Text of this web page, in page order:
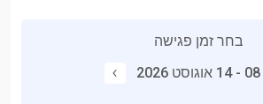
בחר זמן פגישה
08 - 14 אוגוסט 2026